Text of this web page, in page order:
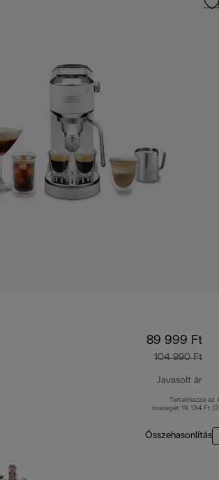
89 999 Ft
104 990 Ft
Javasolt ár
Tartalmazza az
összegét 19 134 Ft
Összehasonlítás